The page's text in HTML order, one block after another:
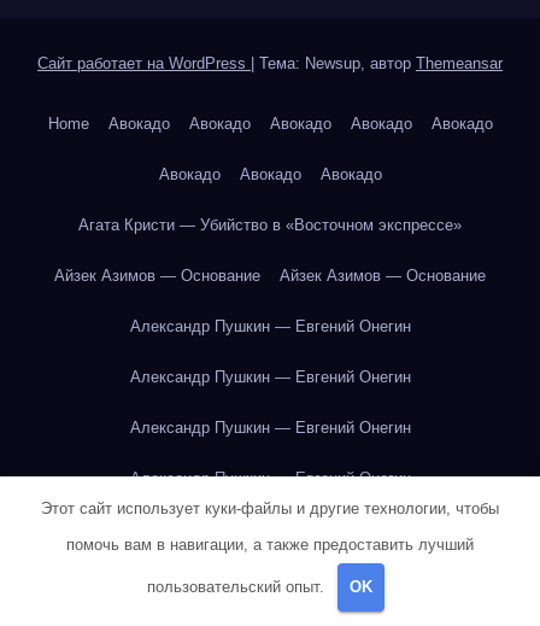
Сайт работает на WordPress Тема: Newsup, автор Themeansar
Home Авокадо Авокадо Авокадо Авокадо Авокадо
Авокадо Авокадо Авокадо
Агата Кристи — Убийство в «Восточном экспрессе»
Айзек Азимов — Основание Айзек Азимов — Основание
Александр Пушкин — Евгений Онегин
Александр Пушкин — Евгений Онегин
Александр Пушкин — Евгений Онегин
Александр Пушкин — Евгений Онегин
Александр Пушкин — Евгений Онегин
Этот сайт использует куки-файлы и другие технологии, чтобы
помочь вам в навигации, а также предоставить лучший
пользовательский опыт. OK